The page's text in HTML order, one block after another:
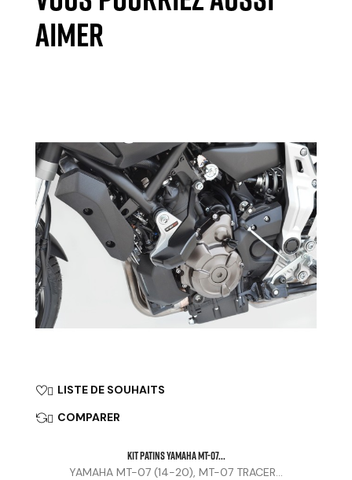
AIMER
 LISTE DE SOUHAITS
 COMPARER
KIT PATINS YAMAHA MT-07...
YAMAHA MT-07 (14-20), MT-07 TRACER...